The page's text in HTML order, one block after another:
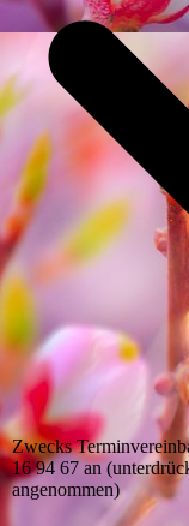
Zwecks
16 94 67 an
angenommen)